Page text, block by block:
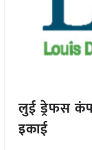
लुई ड्रेफस
इकाई